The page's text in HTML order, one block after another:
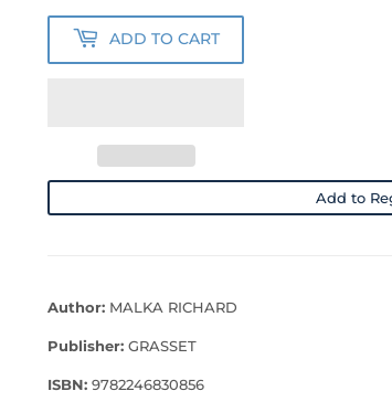
ADD TO CART
Add to
Author: MALKA RICHARD
Publisher: GRASSET
ISBN: 9782246830856